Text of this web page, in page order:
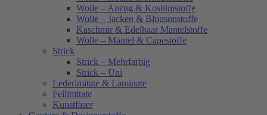
Wolle – Anzug & Kostümstoffe
Wolle – Jacken & Blousonstoffe
Kaschmir & Edelhaar Mantelstoffe
Wolle – Mäntel & Capestoffe
Strick
Strick – Mehrfarbig
Strick – Uni
Lederimitate & Laminate
Fellimitate
Kunstfaser